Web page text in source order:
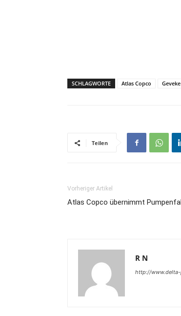
SCHLAGWORTE Atlas Copco Geveke
Teilen
Vorheriger Artikel
Atlas Copco übernimmt
R N
http://